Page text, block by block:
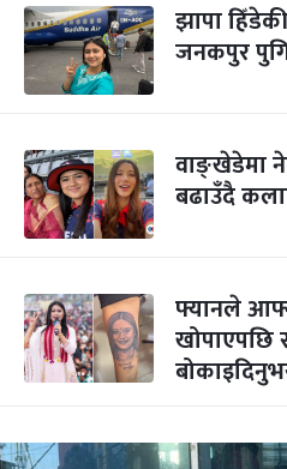
झापा
जनकपुर
वाङ्खेडेमा
बढाउँदै
फ्यानले
खोपाएपछि